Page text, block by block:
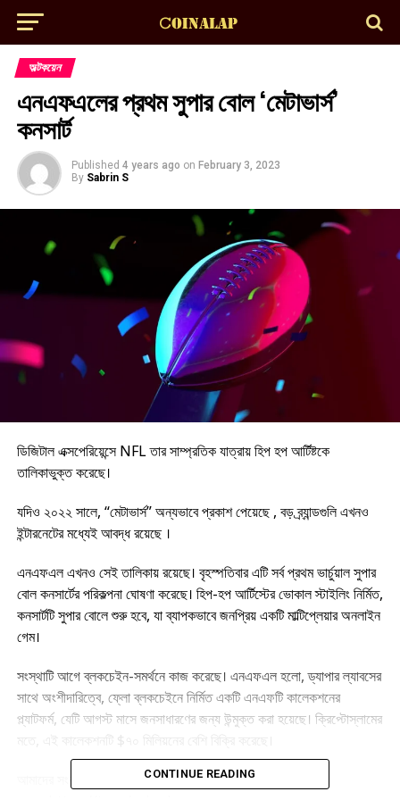
অল্টকয়েন
এনএফএলের প্রথম সুপার বোল ‘মেটাভার্স’
কনসার্ট
Published 4 years ago on February 3, 2023
By Sabrin S
ডিজিটাল এক্সপেরিয়েন্সে NFL তার সাম্প্রতিক যাত্রায় হিপ হপ আর্টিষ্টকে
তালিকাভুক্ত করেছে।
যদিও ২০২২ সালে, “মেটাভার্স” অন্যভাবে প্রকাশ পেয়েছে , বড় ব্র্যান্ডগুলি এখনও
ইন্টারনেটের মধ্যেই আবদ্ধ রয়েছে ।
এনএফএল এখনও সেই তালিকায় রয়েছে। বৃহস্পতিবার এটি সর্ব প্রথম ভার্চুয়াল সুপার
বোল কনসার্টের পরিকল্পনা ঘোষণা করেছে। হিপ-হপ আর্টিস্টের ভোকাল স্টাইলিং নির্মিত,
কনসার্টটি সুপার বোলে শুরু হবে, যা ব্যাপকভাবে জনপ্রিয় একটি মাল্টিপ্লেয়ার অনলাইন
গেম।
সংস্থাটি আগে ব্লকচেইন-সমর্থনে কাজ করেছে। এনএফএল হলো, ড্যাপার ল্যাবসের
সাথে অংশীদারিত্বে, ফ্লো ব্লকচেইনে নির্মিত একটি এনএফটি কালেকশনের
প্ল্যাটফর্ম, যেটি আগস্ট মাসে জনসাধারণের জন্য উন্মুক্ত করা হয়েছে। ক্রিপ্টোস্লামের
মতে, এই কালেকশনটি $৭০ মিলিয়নের বেশি বিক্রি করেছে।
আমাদের সংবাদ সবার আগে পেতে আমাদের টেলিগ্রাম চ্যানেলে জয়েন
CONTINUE READING